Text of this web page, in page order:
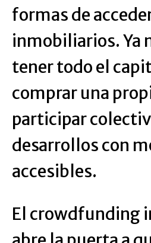
formas de
inmobiliarios. Ya
tener todo el
comprar una
participar
desarrollos con
accesibles.
El crowdfunding